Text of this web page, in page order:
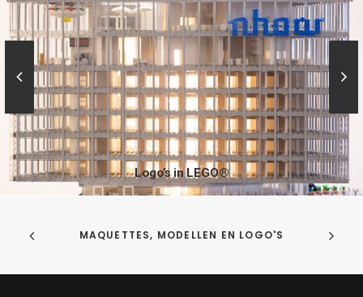
Logo’s in LEGO®
MAQUETTES, MODELLEN EN LOGO'S